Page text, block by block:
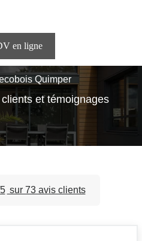
Quimper
et témoignages
sur 73 avis clients